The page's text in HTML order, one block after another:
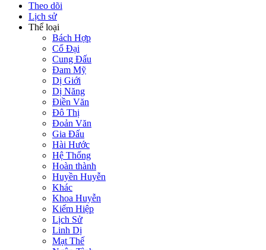
Theo dõi
Lịch sử
Thể loại
Bách Hợp
Cổ Đại
Cung Đấu
Đam Mỹ
Dị Giới
Dị Năng
Điền Văn
Đô Thị
Đoản Văn
Gia Đấu
Hài Hước
Hệ Thống
Hoàn thành
Huyền Huyễn
Khác
Khoa Huyễn
Kiếm Hiệp
Lịch Sử
Linh Dị
Mạt Thế